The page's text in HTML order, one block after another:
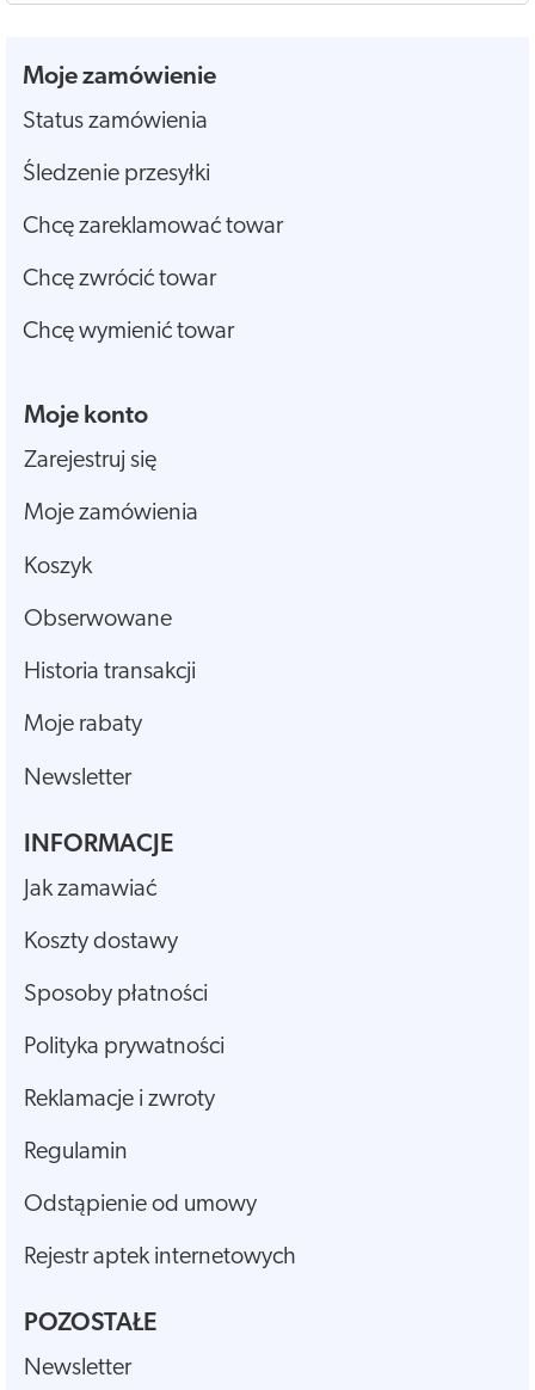
Moje zamówienie
Status zamówienia
Śledzenie przesyłki
Chcę zareklamować towar
Chcę zwrócić towar
Chcę wymienić towar
Moje konto
Zarejestruj się
Moje zamówienia
Koszyk
Obserwowane
Historia transakcji
Moje rabaty
Newsletter
INFORMACJE
Jak zamawiać
Koszty dostawy
Sposoby płatności
Polityka prywatności
Reklamacje i zwroty
Regulamin
Odstąpienie od umowy
Rejestr aptek internetowych
POZOSTAŁE
Newsletter